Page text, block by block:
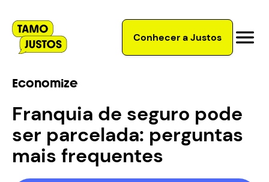
Conhecer a Justos
Economize
Franquia de seguro pode
ser parcelada: perguntas
mais frequentes